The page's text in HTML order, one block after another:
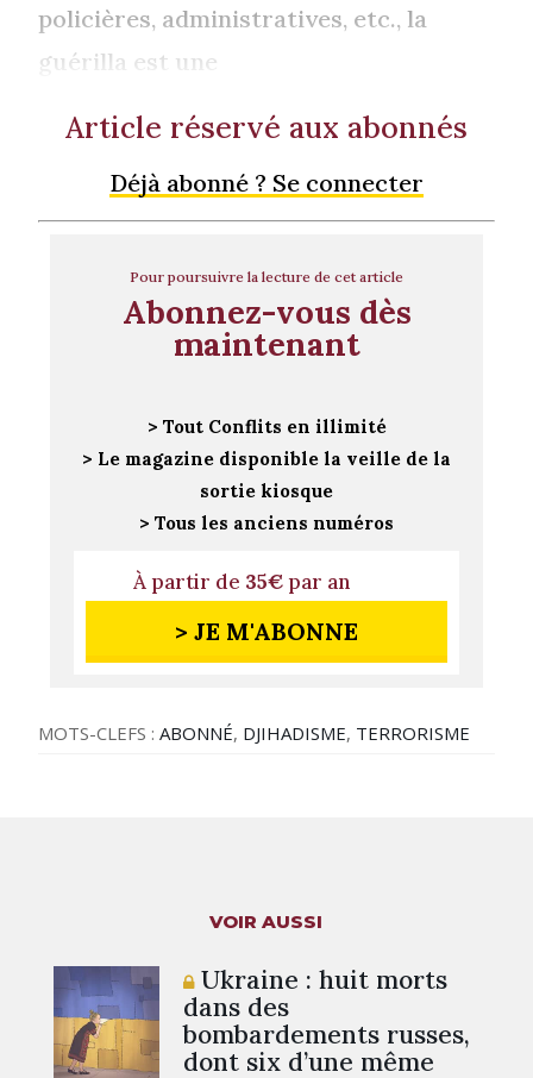
policières, administratives, etc., la
guérilla est une
Article réservé aux abonnés
Déjà abonné ? Se connecter
Pour poursuivre la lecture de cet article
Abonnez-vous dès
maintenant
> Tout Conflits en illimité
> Le magazine disponible la veille de la
sortie kiosque
> Tous les anciens numéros
À partir de 35€par an
> JE M'ABONNE
MOTS-CLEFS :ABONNÉ, DJIHADISME, TERRORISME
VOIR AUSSI
Ukraine : huit morts
dans des
bombardements russes,
dont six d’une même